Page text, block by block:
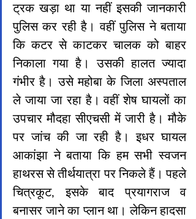
ट्रक खड़ा था या नहीं इसकी जानकारी
पुलिस कर रही है। वहीं पुलिस ने बताया
कि कटर से काटकर चालक को बाहर
निकाला गया है। उसकी हालत ज्यादा
गंभीर है। उसे महोबा के जिला अस्पताल
ले जाया जा रहा है। वहीं शेष घायलों का
उपचार मौदहा सीएचसी में जारी है। मौके
पर जांच की जा रही है। इधर घायल
आकांझा ने बताया कि हम सभी स्वजन
हाथरस से तीर्थयात्रा पर निकले हैं। पहले
चित्रकूट, इसके बाद प्रयागराज व
बनासर जाने का प्लान था। लेकिन हादसा